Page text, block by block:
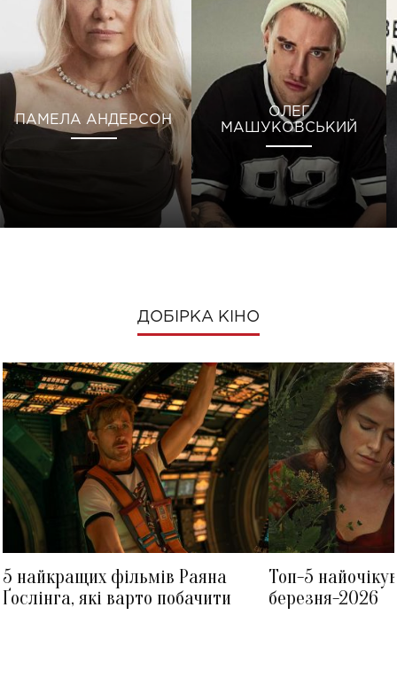
ПАМЕЛА АНДЕРСОН
ОЛЕГ
МАШУКОВСЬКИЙ
ДОБІРКА КІНО
5 найкращих фільмів Раяна
Ґослінга, які варто побачити
Топ-5
березня-2026